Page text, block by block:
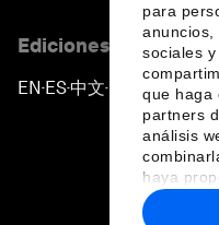
para
anuncios,
sociales y
que haga
partners
análisis
haya
hecho de
Ediciones en otros
EN ▪ES▪中文▪ 日本語